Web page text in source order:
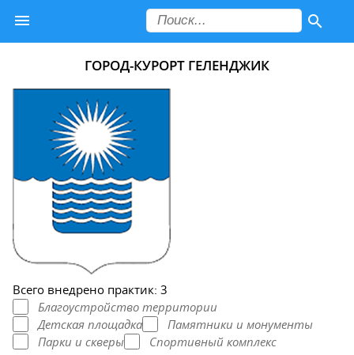
ГОРОД-КУРОРТ ГЕЛЕНДЖИК
Всего внедрено практик: 3
Благоустройство территории
Детская площадка
Памятники и монументы
Парки и скверы
Спортивный комплекс